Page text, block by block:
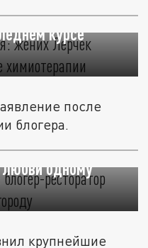
жених
курсе
после
блогера.
блогер-
любви одному
крупнейшие